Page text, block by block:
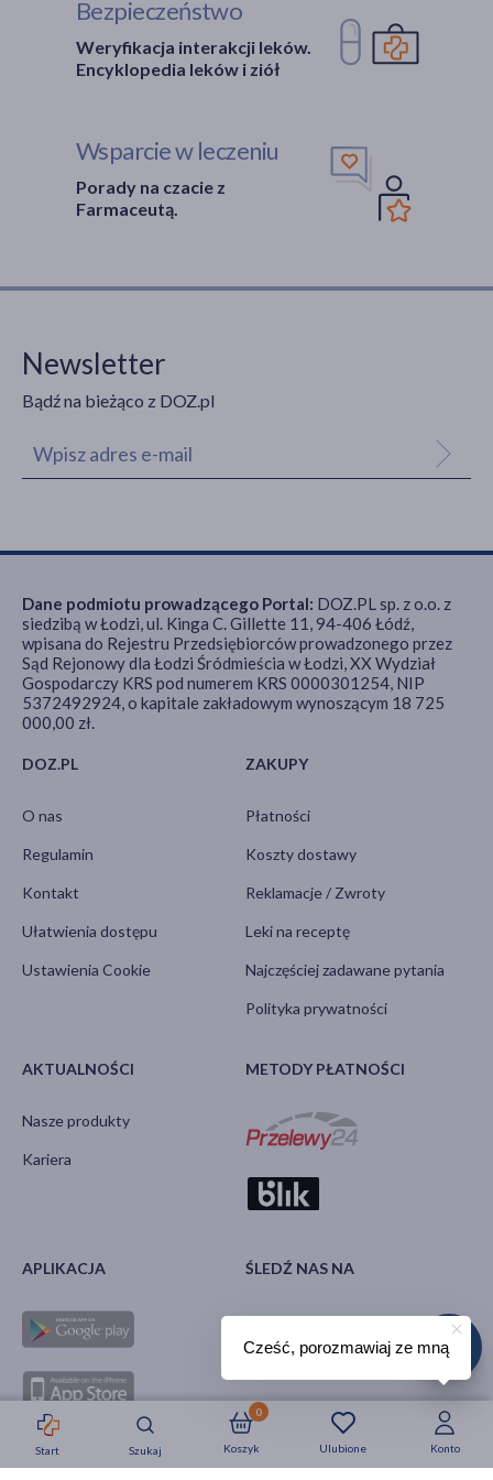
Strefa okazji Nowości Krótkie daty
Start Szukaj Ulubione
Koszyk
0
Konto
Bezpieczeństwo
Weryfikacja interakcji leków.
Encyklopedia leków i ziół
Wsparcie w leczeniu
Porady na czacie z
Farmaceutą.
Newsletter
Bądź na bieżąco z DOZ.pl
DOZ.PL
O nas
Regulamin
Kontakt
Ułatwienia dostępu
Ustawienia Cookie
ZAKUPY
Płatności
Koszty dostawy
Reklamacje / Zwroty
Leki na receptę
Najczęściej zadawane pytania
Polityka prywatności
AKTUALNOŚCI
Nasze produkty
Kariera
METODY PŁATNOŚCI
APLIKACJA ŚLEDŹ NAS NA
Dane podmiotu prowadzącego Portal: DOZ.PL sp. z o.o. z
siedzibą w Łodzi, ul. Kinga C. Gillette 11, 94-406 Łódź,
wpisana do Rejestru Przedsiębiorców prowadzonego przez
Sąd Rejonowy dla Łodzi Śródmieścia w Łodzi, XX Wydział
Gospodarczy KRS pod numerem KRS 0000301254, NIP
5372492924, o kapitale zakładowym wynoszącym 18 725
000,00 zł.
Cześć, porozmawiaj ze mną